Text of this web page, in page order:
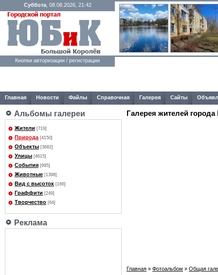
Суббота, 08.08.2026, 21:42
Кнопки авторизации / регистрации
Главная Новости Файлы Справочная Галерея Сайты
Альбомы галереи
Жители [719]
Природа [4150]
Объекты [3682]
Улицы [4615]
События [995]
Животные [1398]
Вид с высоток [166]
Граффити [249]
Творчество [64]
Реклама
Галерея жителей города
Главная » Фотоальбом » Общая